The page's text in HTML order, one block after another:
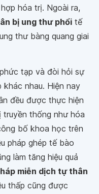
hóa trị. Ngoài ra,
bị ung thư phổi tế
thư bàng quang giai
tạp và đòi hỏi sự
khác nhau. Hiện nay
đều được thực hiện
truyền thống như hóa
bố khoa học trên
pháp ghép tế bào
làm tăng hiệu quả
miễn dịch tự thân
thấp cũng được